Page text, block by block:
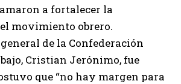
a fortalecer la
movimiento obrero.
de la Confederación
Cristian Jerónimo, fue
que “no hay margen para